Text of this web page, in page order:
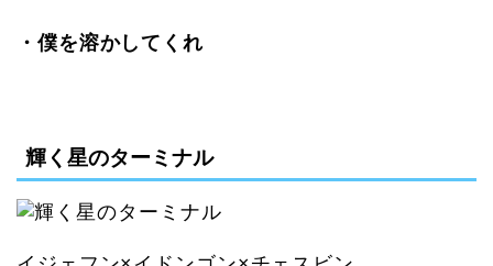
・僕を溶かしてくれ
輝く星のターミナル